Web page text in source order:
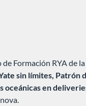
Formación RYA de
sin límites, Patrón
oceánicas en